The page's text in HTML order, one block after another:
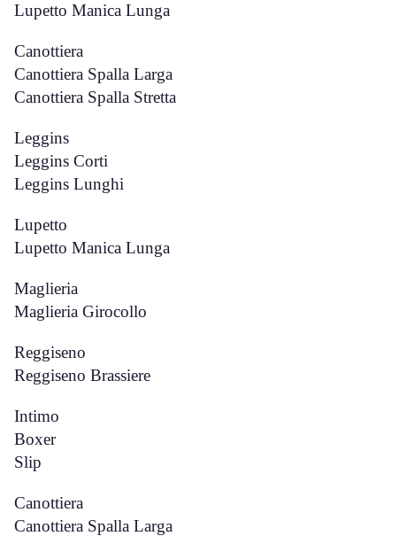
Lupetto Manica Lunga
Canottiera
Canottiera Spalla Larga
Canottiera Spalla Stretta
Leggins
Leggins Corti
Leggins Lunghi
Lupetto
Lupetto Manica Lunga
Maglieria
Maglieria Girocollo
Reggiseno
Reggiseno Brassiere
Intimo
Boxer
Slip
Canottiera
Canottiera Spalla Larga